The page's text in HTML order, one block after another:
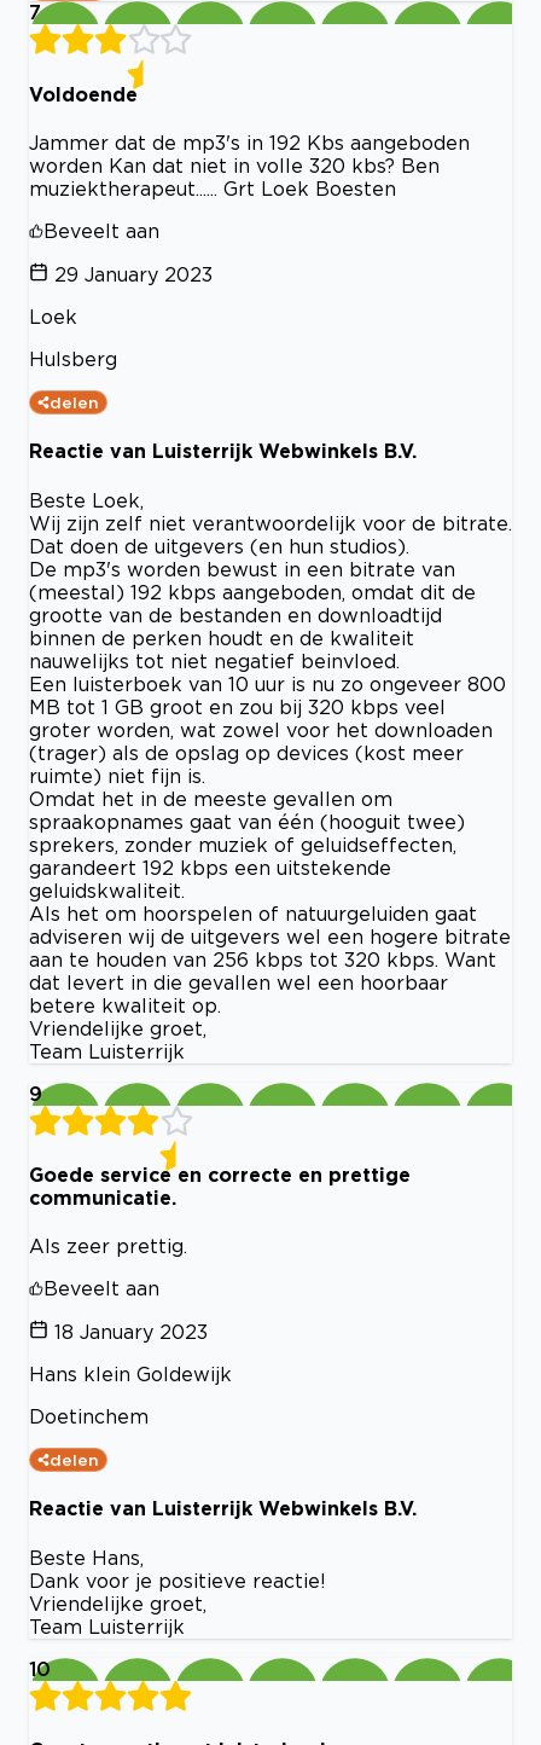
7
Voldoende
Jammer dat de mp3's in 192 Kbs aangeboden
worden Kan dat niet in volle 320 kbs? Ben
muziektherapeut...... Grt Loek Boesten
Beveelt aan
29 January 2023
Loek
Hulsberg
delen
Reactie van Luisterrijk Webwinkels B.V.
Beste Loek,
Wij zijn zelf niet verantwoordelijk voor de bitrate.
Dat doen de uitgevers (en hun studios).
De mp3's worden bewust in een bitrate van
(meestal) 192 kbps aangeboden, omdat dit de
grootte van de bestanden en downloadtijd
binnen de perken houdt en de kwaliteit
nauwelijks tot niet negatief beinvloed.
Een luisterboek van 10 uur is nu zo ongeveer 800
MB tot 1 GB groot en zou bij 320 kbps veel
groter worden, wat zowel voor het downloaden
(trager) als de opslag op devices (kost meer
ruimte) niet fijn is.
Omdat het in de meeste gevallen om
spraakopnames gaat van één (hooguit twee)
sprekers, zonder muziek of geluidseffecten,
garandeert 192 kbps een uitstekende
geluidskwaliteit.
Als het om hoorspelen of natuurgeluiden gaat
adviseren wij de uitgevers wel een hogere bitrate
aan te houden van 256 kbps tot 320 kbps. Want
dat levert in die gevallen wel een hoorbaar
betere kwaliteit op.
Vriendelijke groet,
Team Luisterrijk
9
Goede service en correcte en prettige
communicatie.
Als zeer prettig.
Beveelt aan
18 January 2023
Hans klein Goldewijk
Doetinchem
delen
Reactie van Luisterrijk Webwinkels B.V.
Beste Hans,
Dank voor je positieve reactie!
Vriendelijke groet,
Team Luisterrijk
10